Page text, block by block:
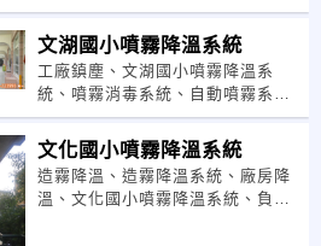
設備、噴霧除塵設備、噴霧降溫系
統、噴霧降溫設備、水冷扇、霧化
文湖國小噴霧降溫系統
工廠鎮塵、文湖國小噴霧降溫系
統、噴霧消毒系統、自動噴霧系
統、水霧鎮塵、露天餐廳、牛樟芝
養殖、養殖降溫、餐廳噴霧降溫
文化國小噴霧降溫系統
造霧降溫、造霧降溫系統、廠房降
溫、文化國小噴霧降溫系統、負離